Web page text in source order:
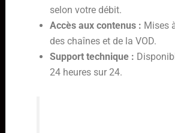
selon votre débit.
Accès aux contenus : Mises
des chaînes et de la VOD.
Support technique :
24 heures sur 24.